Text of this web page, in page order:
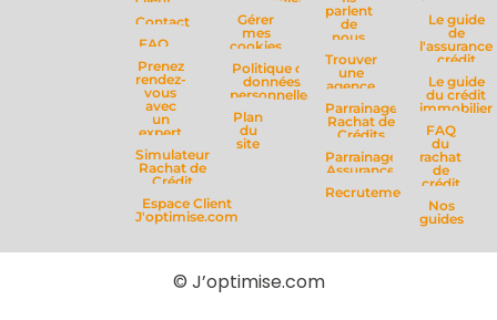
Contact
FAQ
Prenez
rendez-
vous
avec
un
expert
Simulateur
Rachat de
Crédit
Espace Client
J'optimise.com
Gérer
mes
cookies
Politique de
données
personnelles
Plan
du
site
parlent
de
nous
Trouver
une
agence
Parrainage
Rachat de
Crédits
Parrainage
Assurance
Recrutement
Le guide
de
l'assurance
crédit
Le guide
du crédit
immobilier
FAQ
du
rachat
de
crédit
Nos
guides
© J’optimise.com